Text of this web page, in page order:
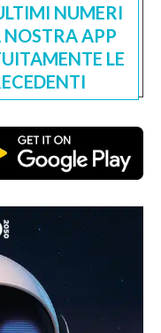
NUMERI
APP
LE